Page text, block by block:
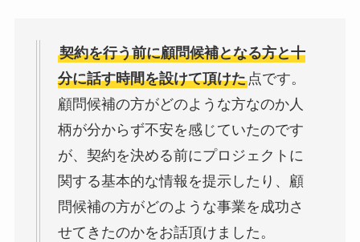
契約を行う前に顧問候補となる方と十
分に話す時間を設けて頂けた点です。
顧問候補の方がどのような方なのか人
柄が分からず不安を感じていたのです
が、契約を決める前にプロジェクトに
関する基本的な情報を提示したり、顧
問候補の方がどのような事業を成功さ
せてきたのかをお話頂けました。